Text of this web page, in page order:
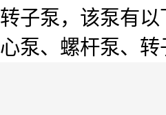
转子泵，该泵有
心泵、螺杆泵、